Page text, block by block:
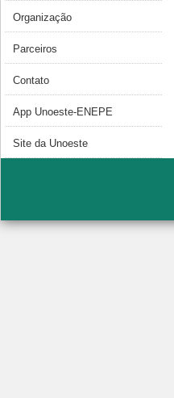
Organização
Parceiros
Contato
App Unoeste-ENEPE
Site da Unoeste